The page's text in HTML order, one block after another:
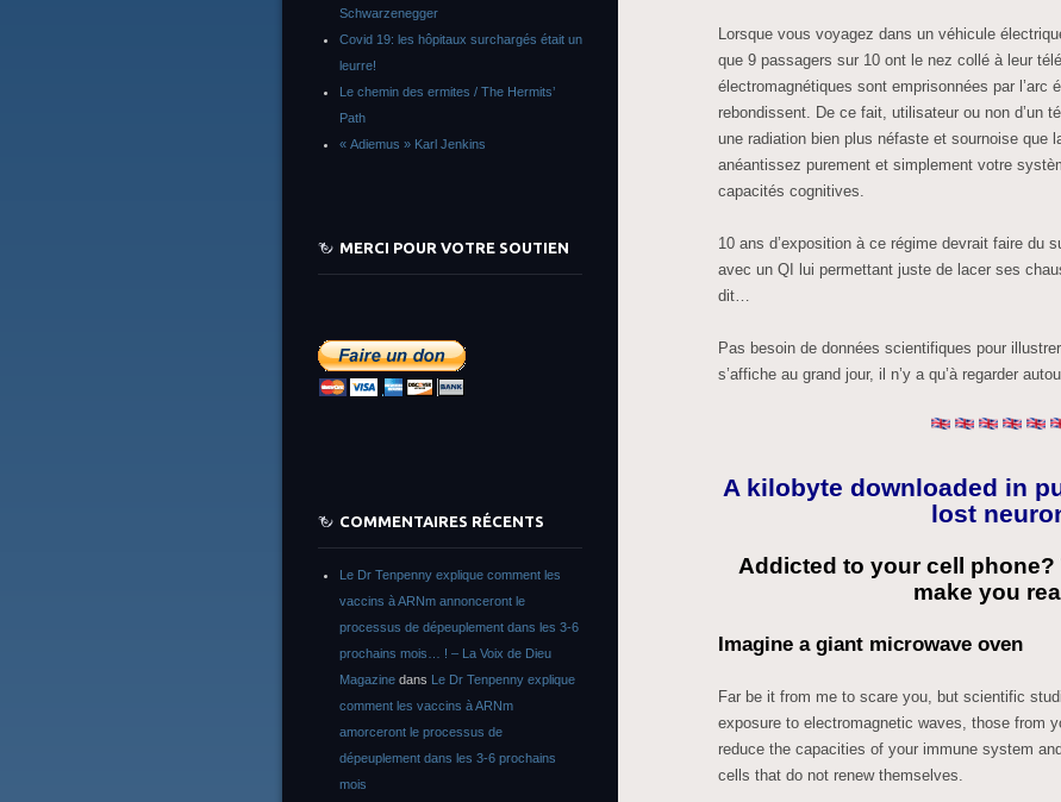
Lorsque vous voyagez dans un véhicule
que 9 passagers sur 10 ont le nez collé à leur
électromagnétiques sont emprisonnées par l’arc
rebondissent. De ce fait, utilisateur ou non d’un
une radiation bien plus néfaste et sournoise que
anéantissez purement et simplement votre
capacités cognitives.
10 ans d’exposition à ce régime devrait faire du
avec un QI lui permettant juste de lacer ses
dit…
Pas besoin de données scientifiques pour
s’affiche au grand jour, il n’y a qu’à regarder
A kilobyte downloaded in
lost
Addicted to your cell
make you
Imagine a giant microwave oven
Far be it from me to scare you, but scientific
exposure to electromagnetic waves, those from
reduce the capacities of your immune system
cells that do not renew themselves.
Schwarzenegger
Covid 19: les hôpitaux surchargés était un
leurre!
Le chemin des ermites / The Hermits’
Path
« Adiemus » Karl Jenkins
MERCI POUR VOTRE SOUTIEN
COMMENTAIRES RÉCENTS
Le Dr Tenpenny explique comment les
vaccins à ARNm annonceront le
processus de dépeuplement dans les 3-6
prochains mois… ! – La Voix de Dieu
Magazine dans Le Dr Tenpenny explique
comment les vaccins à ARNm
amorceront le processus de
dépeuplement dans les 3-6 prochains
mois